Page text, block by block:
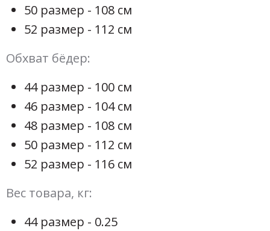
50 размер - 108 см
52 размер - 112 см
Обхват бёдер:
44 размер - 100 см
46 размер - 104 см
48 размер - 108 см
50 размер - 112 см
52 размер - 116 см
Вес товара, кг:
44 размер - 0.25